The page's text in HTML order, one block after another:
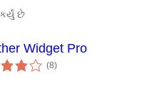
છે
Widget Pro
(8કુલ
રેટિંગ્સ
)